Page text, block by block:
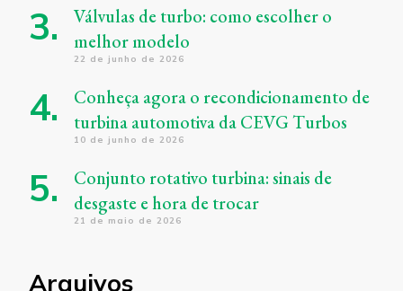
Válvulas de turbo: como escolher o
melhor modelo
22 de junho de 2026
Conheça agora o recondicionamento de
turbina automotiva da CEVG Turbos
10 de junho de 2026
Conjunto rotativo turbina: sinais de
desgaste e hora de trocar
21 de maio de 2026
Arquivos